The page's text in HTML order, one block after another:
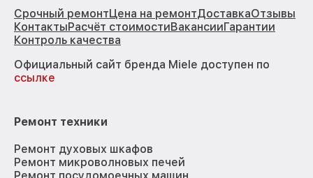
Срочный ремонтЦена на ремонтДоставкаОтзывы
КонтактыРасчёт стоимостиВакансииГарантии
Контроль качества
Официальный сайт бренда Miele доступен по
ссылке
Ремонт техники
Ремонт духовых шкафов
Ремонт микроволновых печей